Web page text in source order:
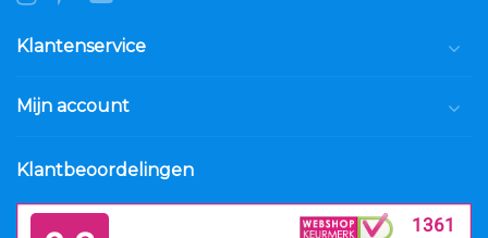
Klantenservice
Mijn account
Klantbeoordelingen